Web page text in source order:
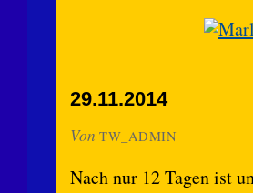
29.11.2014
Von TW_ADMIN
Nach nur 12 Tagen ist